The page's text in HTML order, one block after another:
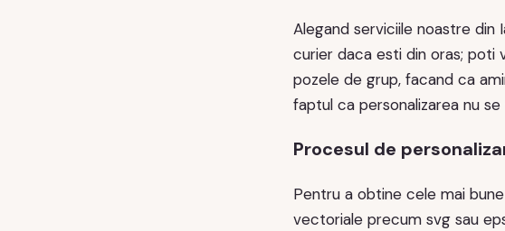
Alegand serviciile noastre
curier daca esti din oras; poti
pozele de grup, facand ca
faptul ca personalizarea nu
Procesul de
Pentru a obtine cele mai
vectoriale precum svg sau